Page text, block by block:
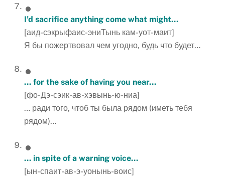
I’d sacrifice anything come what might…
[аид-сэкрыфаис-эниТынь кам-уот-маит]
Я бы пожертвовал чем угодно, будь что будет…
… for the sake of having you near…
[фо-Дэ-сэик-ав-хэвынь-ю-ниа]
… ради того, чтоб ты была рядом (иметь тебя
рядом)…
… in spite of a warning voice…
[ын-спаит-ав-э-уонынь-воис]